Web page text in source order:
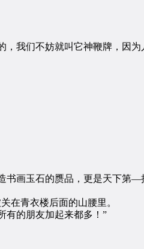
我们不妨就叫它神鞭牌，因为
画玉石的赝品，更是天下第—
在青衣楼后面的山腰里。
的朋友加起来都多！”